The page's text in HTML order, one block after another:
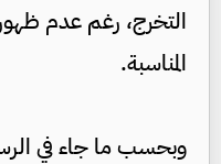
التخرج، رغم عدم
المناسبة.
وبحسب ما جاء في